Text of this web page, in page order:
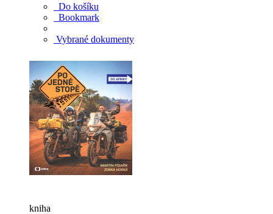
Do košíku
Bookmark
Vybrané dokumenty
kniha